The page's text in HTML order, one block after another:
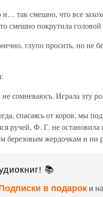
и… так смешно, что все
смешно покрутила
глупо просить, но не
сомневаюсь. Играла эту
спасаясь от коров, мы
ручей, Ф. Г. не остановила
березовым жердочкам и ни
📚
в подарок и